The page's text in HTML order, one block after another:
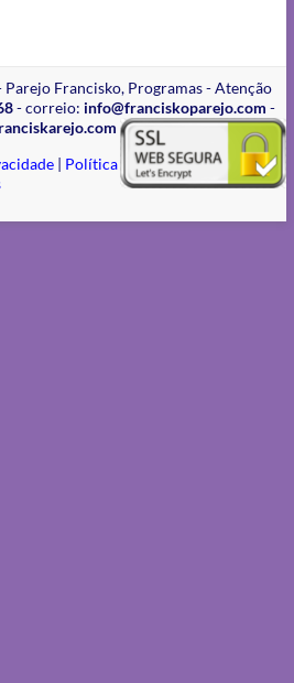
Francisko, Programas - Atenção
- correio: info@franciskoparejo.com -
| Política